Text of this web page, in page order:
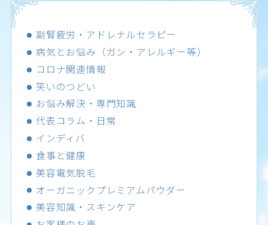
副腎疲労・アドレナルセラピー
病気とお悩み（ガン・アレルギー等）
コロナ関連情報
笑いのつどい
お悩み解決・専門知識
代表コラム・日常
インディバ
食事と健康
美容電気脱毛
オーガニックプレミアムパウダー
美容知識・スキンケア